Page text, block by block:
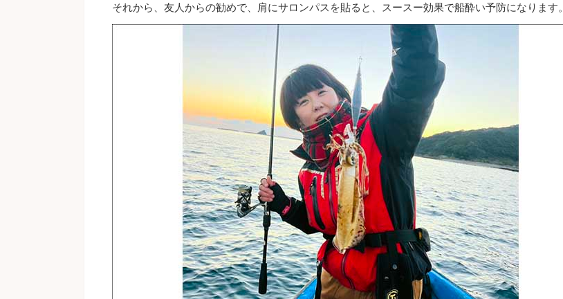
それから、友人からの勧めで、肩にサロンパスを貼ると、スースー効果で船酔い予防になります。